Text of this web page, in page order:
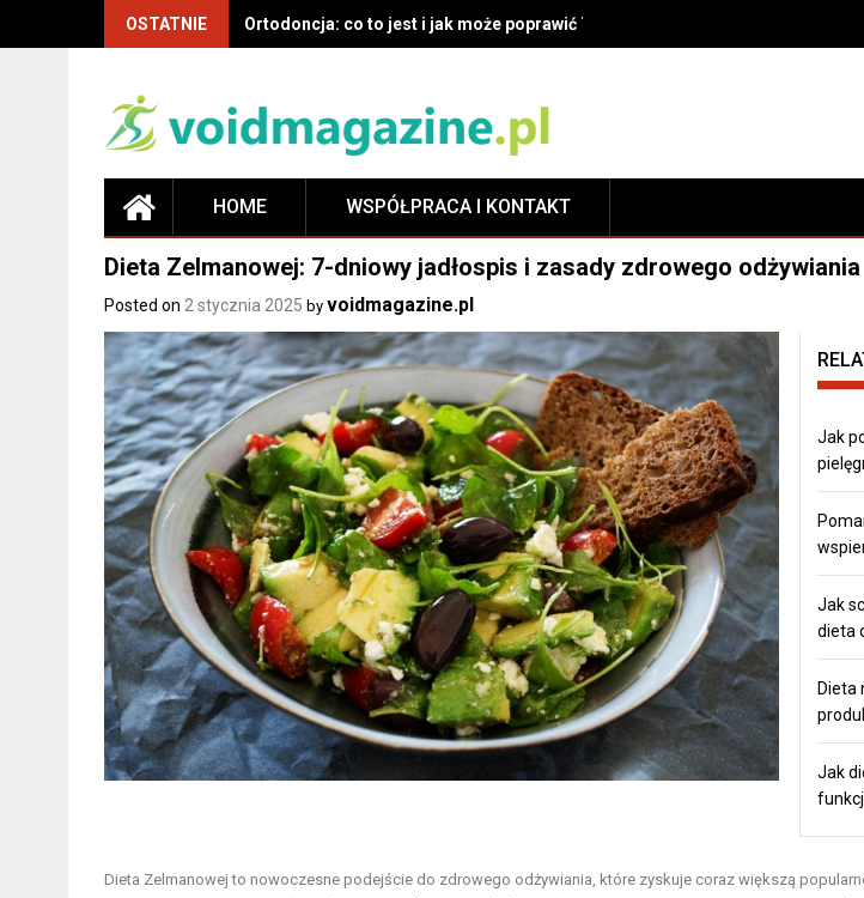
OSTATNIE Ortodoncja: co to jest i jak może poprawić Twój uśmiech?
HOME WSPÓŁPRACA I KONTAKT
Dieta Zelmanowej: 7-dniowy jadłospis i zasady zdrowego odżywiania
Posted on 2 stycznia 2025 by voidmagazine.pl
Jak
Jak
dieta
Dieta
Jak
Dieta Zelmanowej to nowoczesne podejście do zdrowego odżywiania, które zyskuje coraz większą